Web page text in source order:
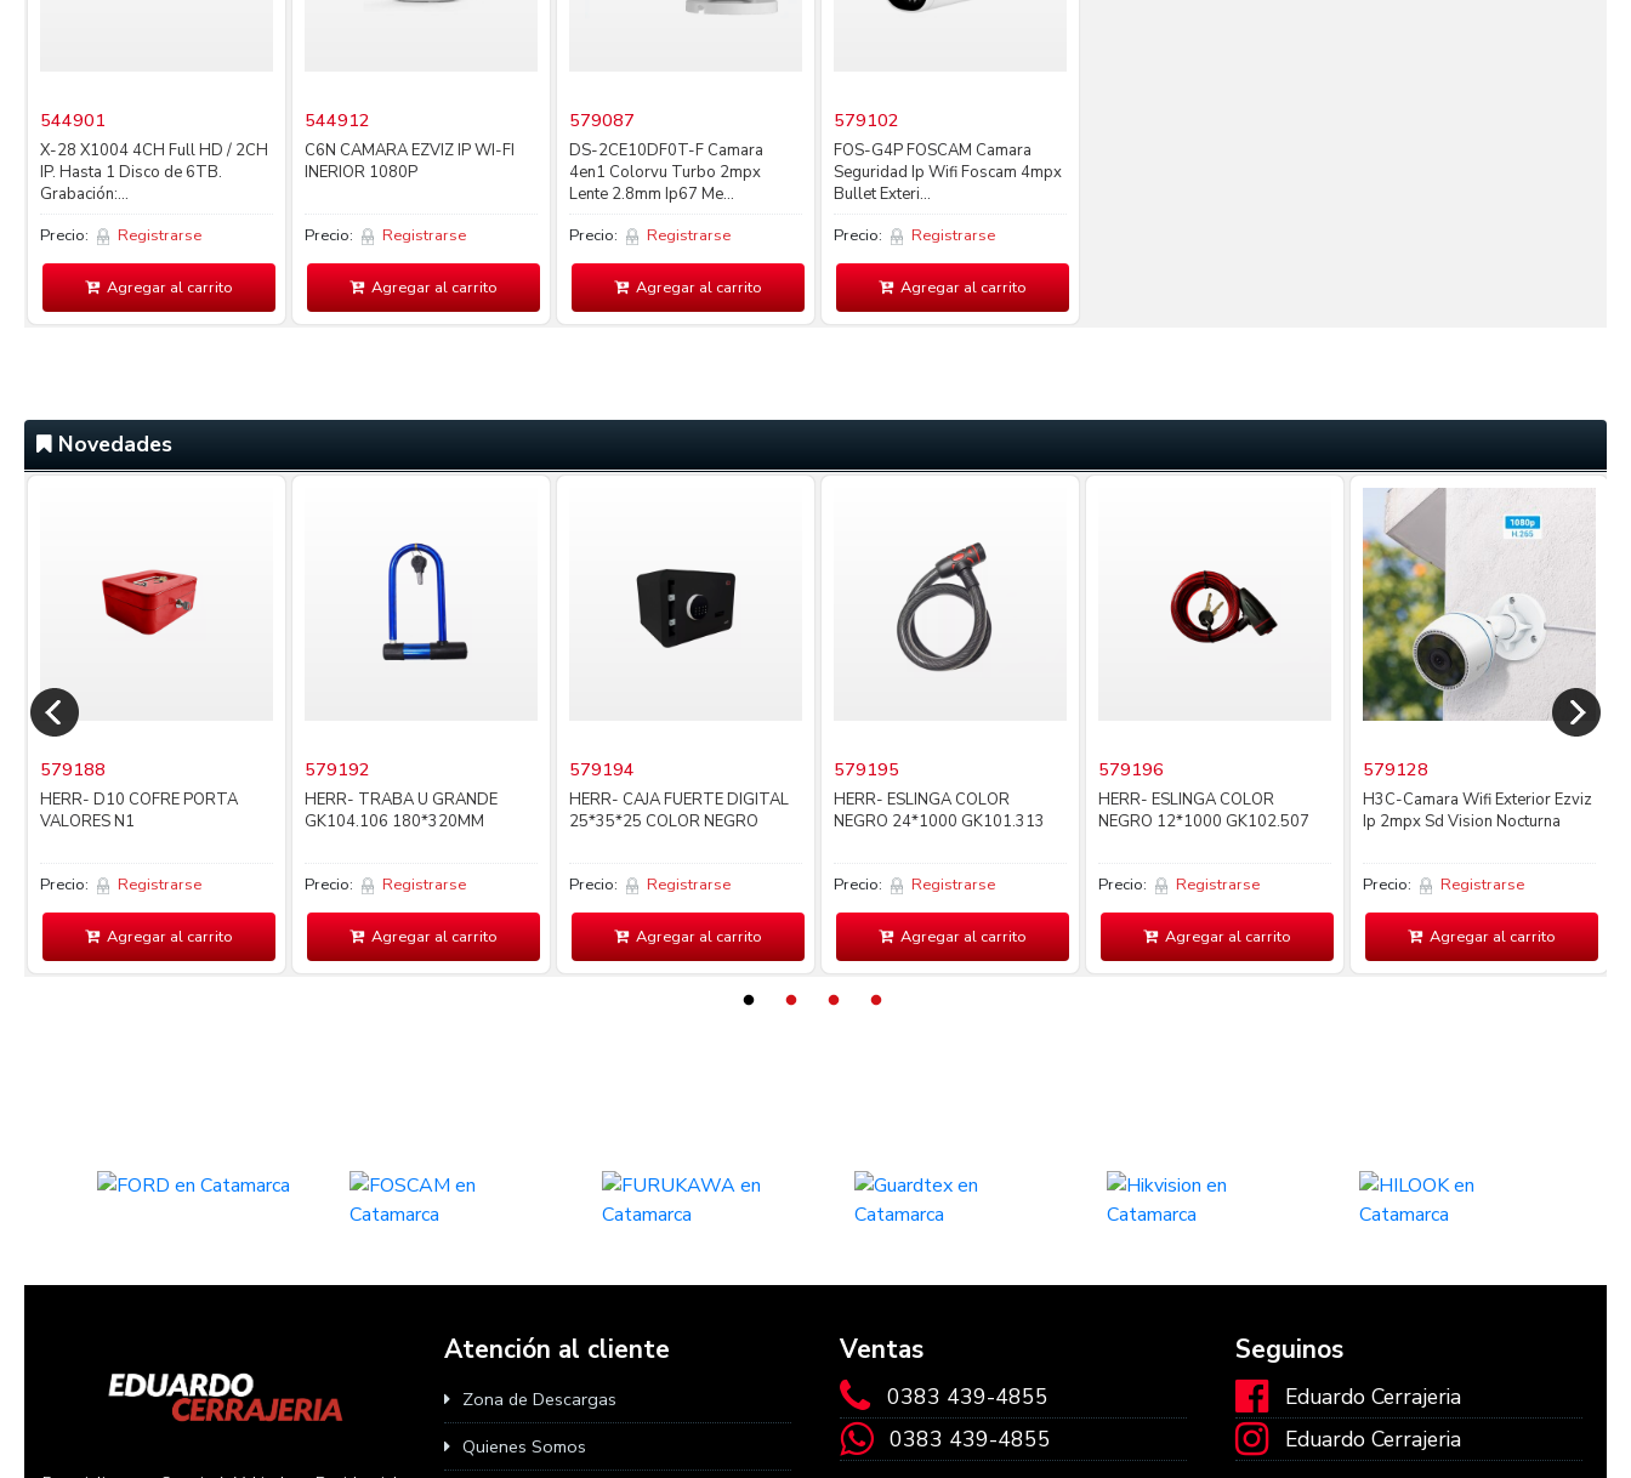
544901
X-28 X1004 4CH Full HD / 2CH
IP. Hasta 1 Disco de 6TB.
Grabación:...
Precio:
Registrarse
Agregar al carrito
544912
C6N CAMARA EZVIZ IP WI-FI
INERIOR 1080P
Precio: Registrarse
Agregar al carrito
579087
DS-2CE10DF0T-F Camara
4en1 Colorvu Turbo 2mpx
Lente 2.8mm Ip67 Me...
Precio:
Registrarse
Agregar al carrito
579102
FOS-G4P FOSCAM Camara
Seguridad Ip Wifi Foscam 4mpx
Bullet Exteri...
Precio:
Registrarse
Agregar al carrito
Novedades
579188
HERR- D10 COFRE PORTA
VALORES N1
Precio: Registrarse
Agregar al carrito
579192
HERR- TRABA U GRANDE
GK104.106 180*320MM
Precio: Registrarse
Agregar al carrito
579194
HERR- CAJA FUERTE DIGITAL
25*35*25 COLOR NEGRO
Precio: Registrarse
Agregar al carrito
579195
HERR- ESLINGA COLOR
NEGRO 24*1000 GK101.313
Precio: Registrarse
Agregar al carrito
579196
HERR- ESLINGA COLOR
NEGRO 12*1000 GK102.507
Precio: Registrarse
Agregar al carrito
579128
H3C-Camara Wifi Exterior Ezviz
Ip 2mpx Sd Vision Nocturna
Precio: Registrarse
Agregar al carrito
Atención al cliente
Zona de Descargas
Quienes Somos
Ventas
0383 439-4855
0383 439-4855
Seguinos
Eduardo Cerrajeria
Eduardo Cerrajeria